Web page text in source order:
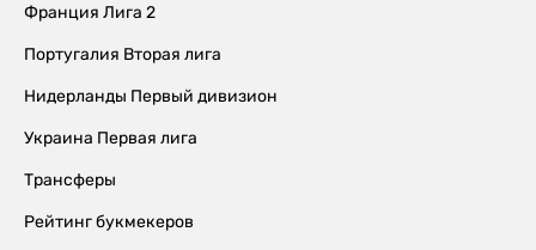
Франция Лига 2
Португалия Вторая лига
Нидерланды Первый дивизион
Украина Первая лига
Трансферы
Рейтинг букмекеров